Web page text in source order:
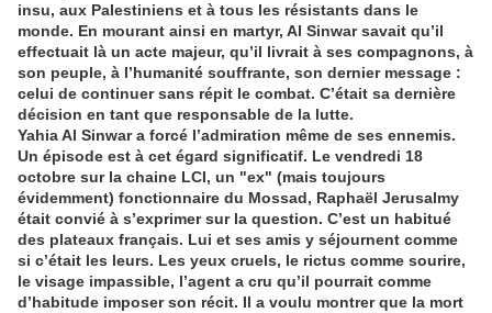
insu, aux Palestiniens et à tous les résistants dans le
monde. En mourant ainsi en martyr, Al Sinwar savait qu’il
effectuait là un acte majeur, qu’il livrait à ses compagnons, à
son peuple, à l’humanité souffrante, son dernier message :
celui de continuer sans répit le combat. C’était sa dernière
décision en tant que responsable de la lutte.
Yahia Al Sinwar a forcé l’admiration même de ses ennemis.
Un épisode est à cet égard significatif. Le vendredi 18
octobre sur la chaine LCI, un "ex" (mais toujours
évidemment) fonctionnaire du Mossad, Raphaël Jerusalmy
était convié à s’exprimer sur la question. C’est un habitué
des plateaux français. Lui et ses amis y séjournent comme
si c’était les leurs. Les yeux cruels, le rictus comme sourire,
le visage impassible, l’agent a cru qu’il pourrait comme
d’habitude imposer son récit. Il a voulu montrer que la mort